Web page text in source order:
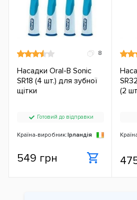
8
Насадки Oral-B Sonic
SR18 (4 шт.) для зубної
щітки
Готовий до відправки
Країна-виробник:Ірландія
549 грн
(2